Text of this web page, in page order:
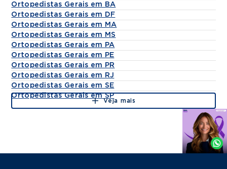
Ortopedistas Gerais em BA
Ortopedistas Gerais em DF
Ortopedistas Gerais em MA
Ortopedistas Gerais em MS
Ortopedistas Gerais em PA
Ortopedistas Gerais em PE
Ortopedistas Gerais em PR
Ortopedistas Gerais em RJ
Ortopedistas Gerais em SE
Ortopedistas Gerais em SP
Veja mais
Agende
Whatsapp